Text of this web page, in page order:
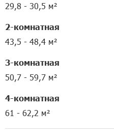
29,8 - 30,5 м²
2-комнатная
43,5 - 48,4 м²
3-комнатная
50,7 - 59,7 м²
4-комнатная
61 - 62,2 м²